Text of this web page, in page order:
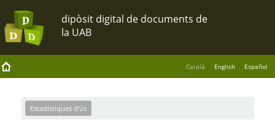
Català English Español
Estadístiques d'ús